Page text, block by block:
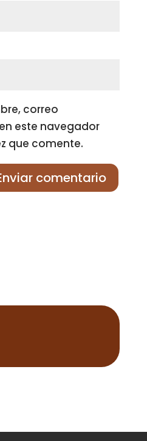
correo
este navegador
que comente.